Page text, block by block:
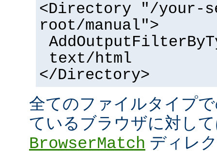
<Directory "/your-
root/manual">
text/html
</Directory>
全てのファイルタイプ
ているブラウザに対し
BrowserMatch ディレ